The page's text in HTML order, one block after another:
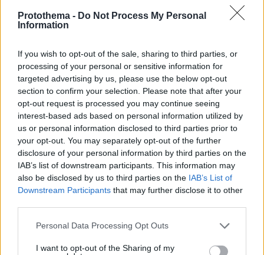
Protothema - Do Not Process My Personal
Information
If you wish to opt-out of the sale, sharing to third parties, or
processing of your personal or sensitive information for
targeted advertising by us, please use the below opt-out
section to confirm your selection. Please note that after your
opt-out request is processed you may continue seeing
interest-based ads based on personal information utilized by
us or personal information disclosed to third parties prior to
your opt-out. You may separately opt-out of the further
disclosure of your personal information by third parties on the
IAB’s list of downstream participants. This information may
also be disclosed by us to third parties on the IAB’s List of
Downstream Participants that may further disclose it to other
Please note that this website/app uses one or more Google
not limited to your visit or usage behaviour. You may click to
Personal Data Processing Opt Outs
I want to opt-out of the Sharing of my
Ο οδηγός του φορτηγού περιγράφει πώς έγινε το
τροχαίο με τους νεκρούς μάνα και γιο στις Σέρρες,
η 43χρονη και ο 21χρονος πήγαιναν μαζί για
δουλειά
07.08.2026, 13:17
Βόρεια Εύβοια: Οι 14 λίμνες που
γεννήθηκαν από εγκαταλελειμμένα
μοναδικό οικοσύστημα, δείτε